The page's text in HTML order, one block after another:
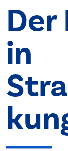
in